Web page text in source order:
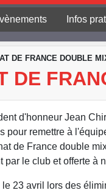
Infos
DE FRANCE DOUBLE
DE
d'honneur Jean
pour remettre à
de France double
le club et offerte à
23 avril lors des